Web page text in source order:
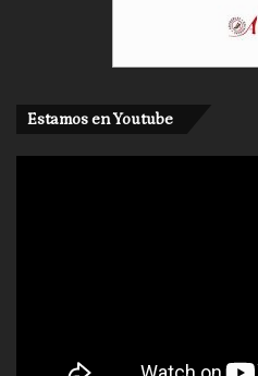
Estamos en Youtube